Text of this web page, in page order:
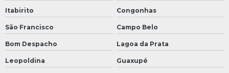
Itabirito Congonhas
São Francisco Campo Belo
Bom Despacho Lagoa da Prata
Leopoldina Guaxupé